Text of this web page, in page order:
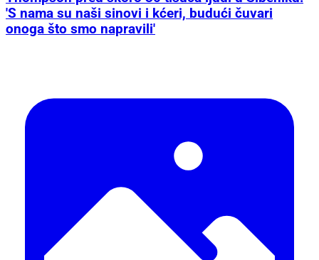
'S nama su naši sinovi i kćeri, budući čuvari
onoga što smo napravili'